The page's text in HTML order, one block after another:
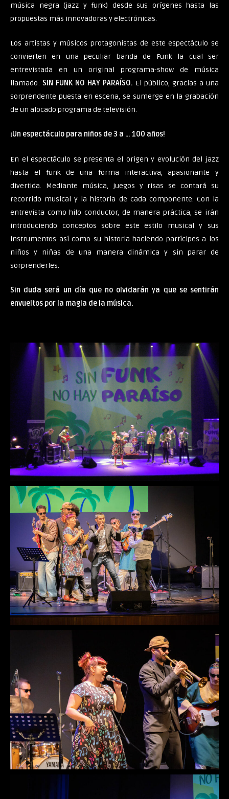
música negra (jazz y funk) desde sus orígenes hasta las
propuestas más innovadoras y electrónicas.
Los artistas y músicos protagonistas de este espectáculo se
convierten en una peculiar banda de Funk la cual ser
entrevistada en un original programa-show de música
llamado: SIN FUNK NO HAY PARAÍSO. El público, gracias a una
sorprendente puesta en escena, se sumerge en la grabación
de un alocado programa de televisión.
¡Un espectáculo para niños de 3 a … 100 años!
En el espectáculo se presenta el origen y evolución del jazz
hasta el funk de una forma interactiva, apasionante y
divertida. Mediante música, juegos y risas se contará su
recorrido musical y la historia de cada componente. Con la
entrevista como hilo conductor, de manera práctica, se irán
introduciendo conceptos sobre este estilo musical y sus
instrumentos así como su historia haciendo partícipes a los
niños y niñas de una manera dinámica y sin parar de
sorprenderles.
Sin duda será un día que no olvidarán ya que se sentirán
envueltos por la magia de la música.